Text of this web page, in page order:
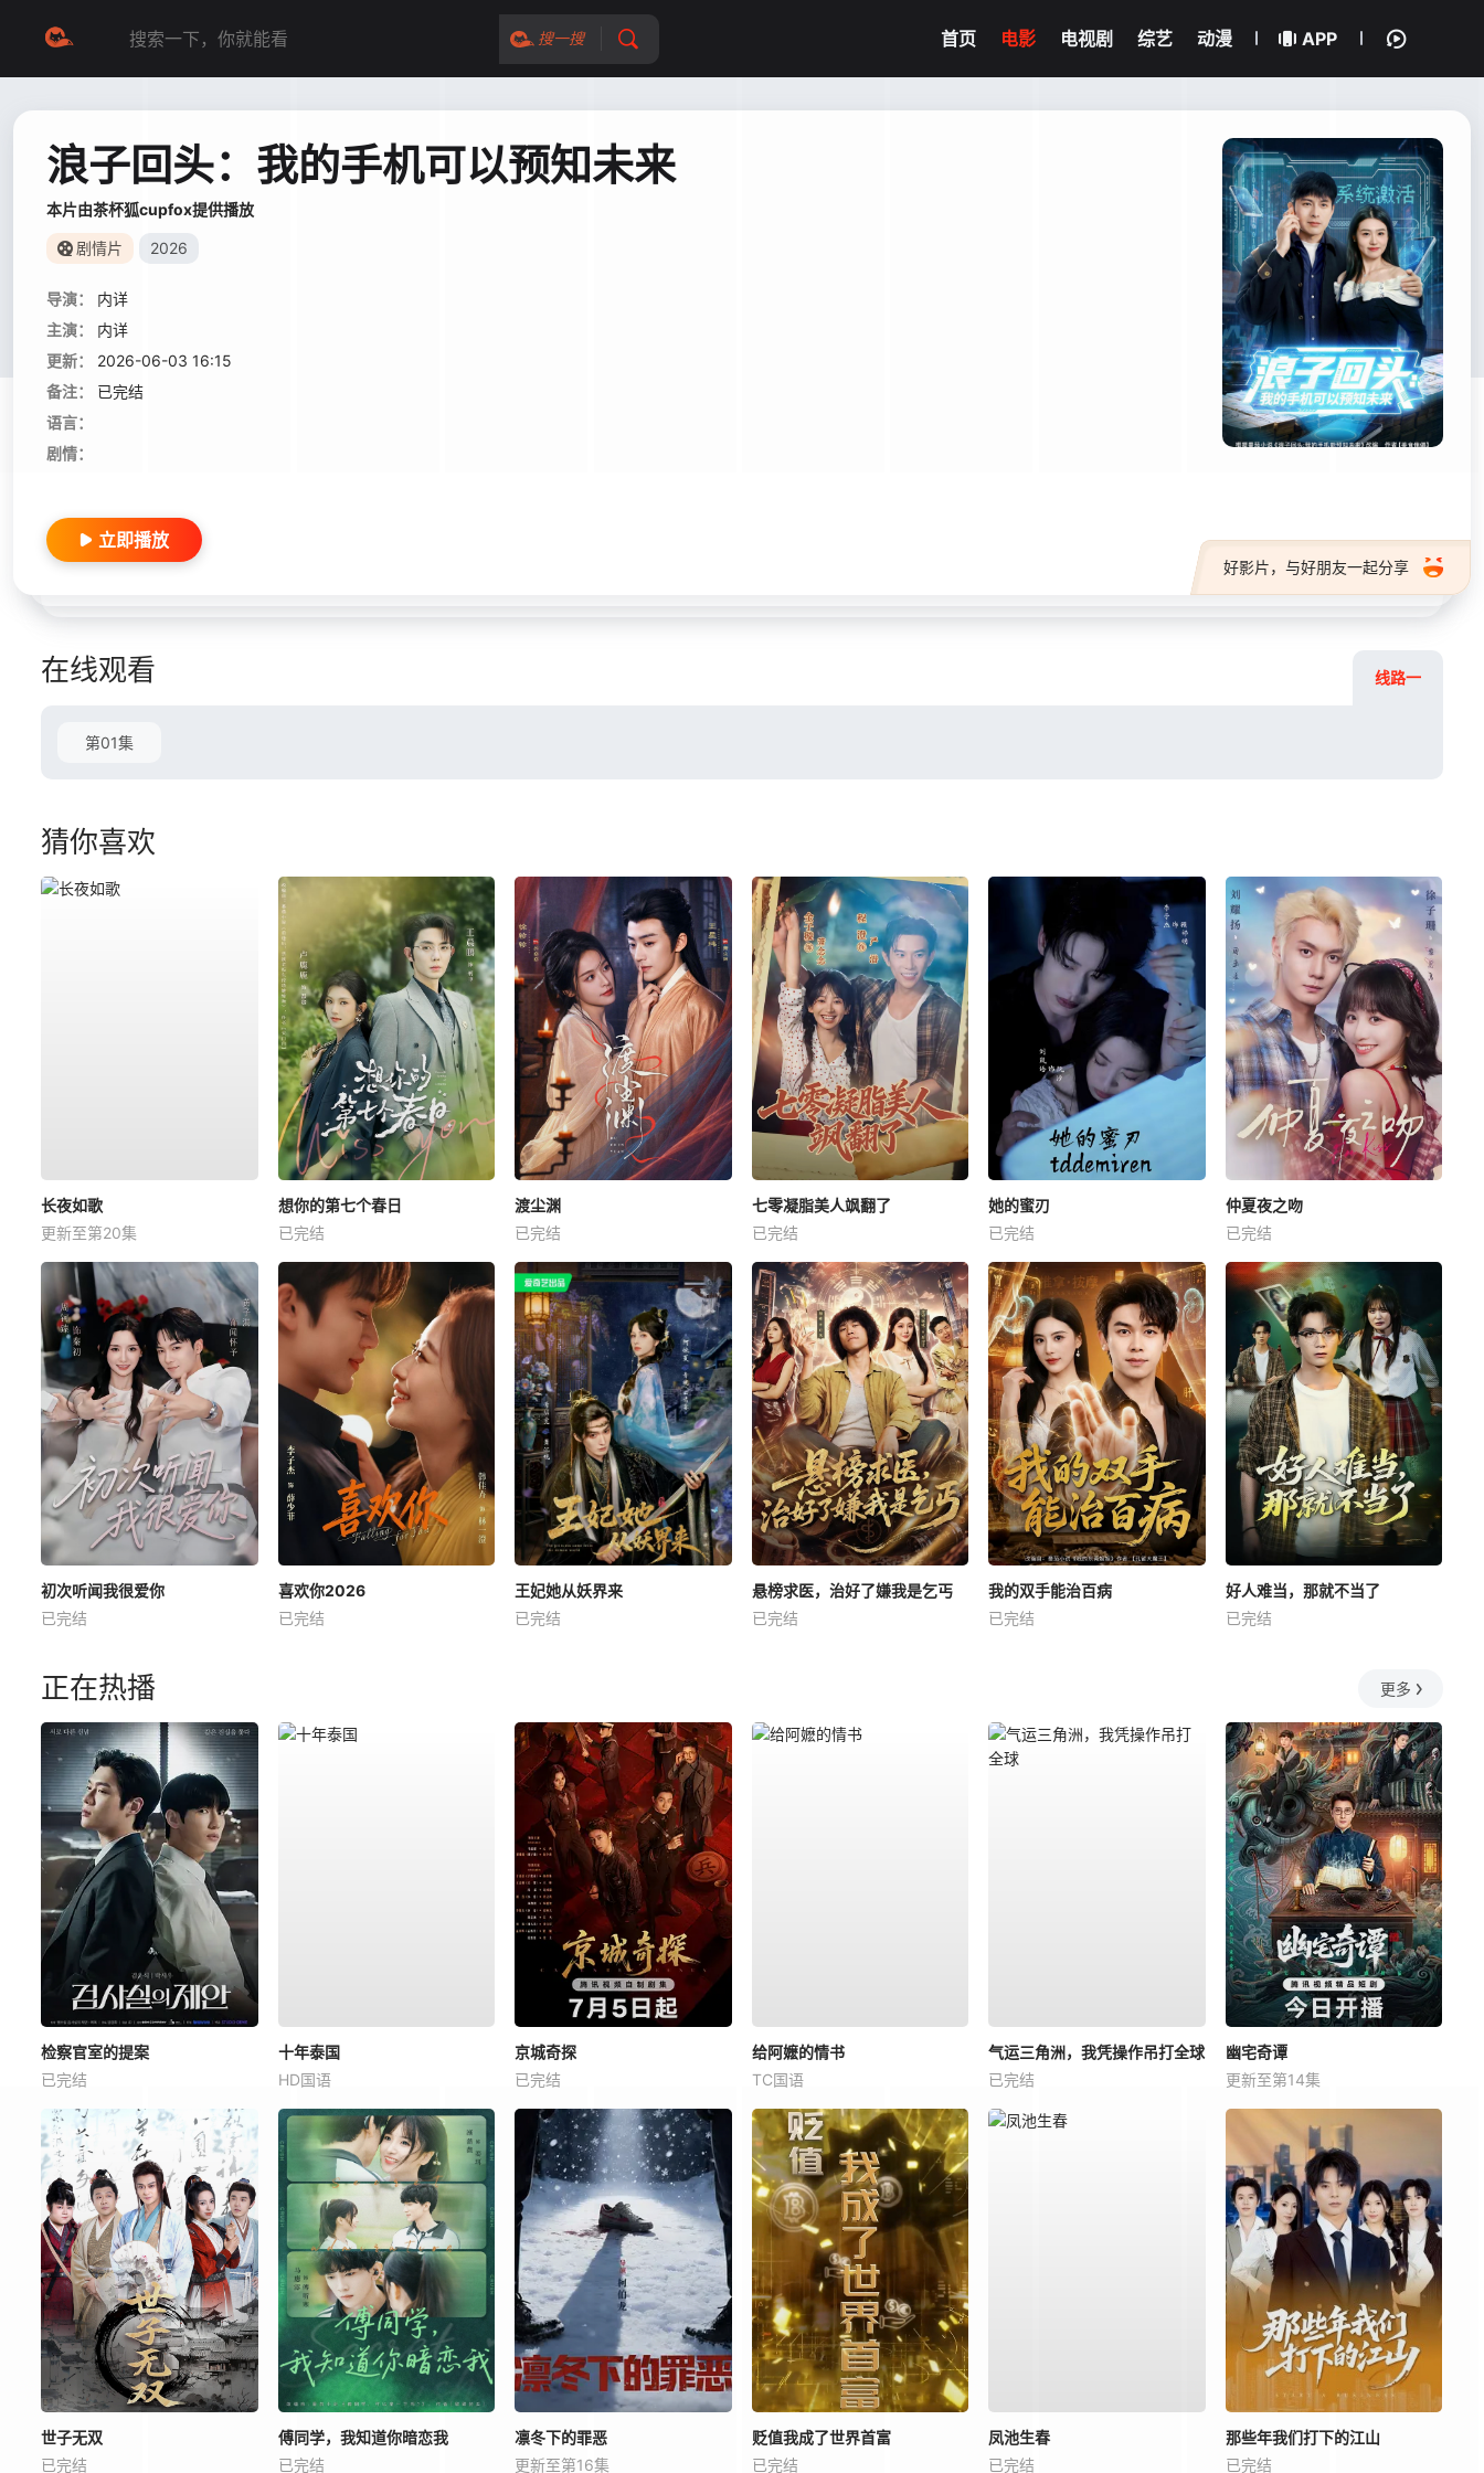
搜一搜 首页 电影 电视剧 综艺 动漫 APP
浪子回头：我的手机可以预知未来
本片由茶杯狐cupfox提供播放
剧情片 2026
导演：
内详
主演：
内详
更新：
2026-06-03 16:15
备注：
已完结
语言：
剧情：
好影片，与好朋友一起分享
立即播放
在线观看 线路一
第01集
猜你喜欢
长夜如歌
更新至第20集
想你的第七个春日
已完结
渡尘渊
已完结
七零凝脂美人飒翻了
已完结
她的蜜刃
已完结
仲夏夜之吻
已完结
初次听闻我很爱你
已完结
喜欢你2026
已完结
王妃她从妖界来
已完结
悬榜求医，治好了嫌我是乞丐
已完结
我的双手能治百病
已完结
好人难当，那就不当了
已完结
正在热播 更多
检察官室的提案
已完结
十年泰国
HD国语
京城奇探
已完结
给阿嬷的情书
TC国语
气运三角洲，我凭操作吊打全球
已完结
幽宅奇谭
更新至第14集
世子无双
已完结
傅同学，我知道你暗恋我
已完结
凛冬下的罪恶
更新至第16集
贬值我成了世界首富
已完结
凤池生春
已完结
那些年我们打下的江山
已完结